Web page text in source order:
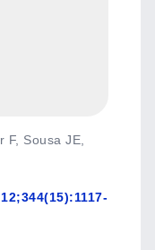
F, Sousa JE,